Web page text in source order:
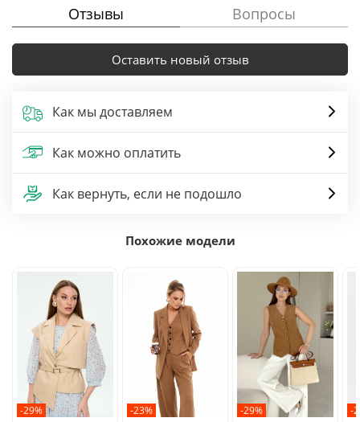
Отзывы Вопросы
Оставить новый отзыв
Как мы доставляем
Как можно оплатить
Как вернуть, если не подошло
Похожие модели
-29% -23% -29% -